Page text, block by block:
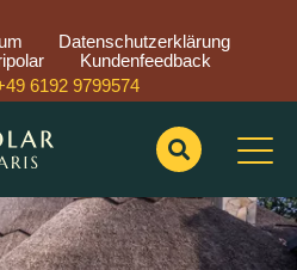
Datenschutzerklärung
Kundenfeedback
6192 9799574